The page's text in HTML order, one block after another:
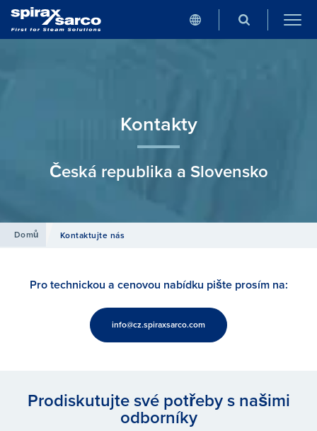
Kontakty
Česká republika a Slovensko
Domů Kontaktujte nás
Pro technickou a cenovou nabídku pište prosím na:
info@cz.spiraxsarco.com
Prodiskutujte své potřeby s našimi
odborníky